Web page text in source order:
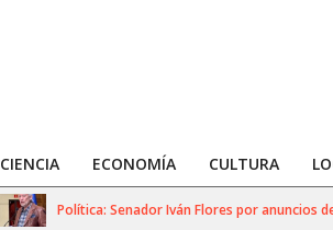
CIENCIA ECONOMÍA CULTURA
Política: Senador Iván Flores por anuncios del